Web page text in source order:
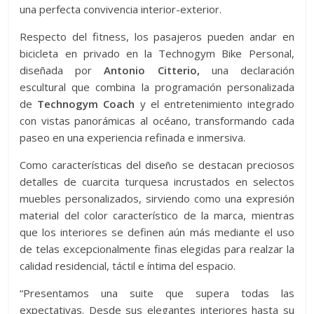
una perfecta convivencia interior-exterior.
Respecto del fitness, los pasajeros pueden andar en
bicicleta en privado en la Technogym Bike Personal,
diseñada porAntonio Citterio, una declaración
escultural que combina la programación personalizada
de Technogym Coach y el entretenimiento integrado
con vistas panorámicas al océano, transformando cada
paseo en una experiencia refinada e inmersiva.
Como características del diseño se destacan preciosos
detalles de cuarcita turquesa incrustados en selectos
muebles personalizados, sirviendo como una expresión
material del color característico de la marca, mientras
que los interiores se definen aún más mediante el uso
de telas excepcionalmente finas elegidas para realzar la
calidad residencial, táctil e íntima del espacio.
“Presentamos una suite que supera todas las
expectativas. Desde sus elegantes interiores hasta su